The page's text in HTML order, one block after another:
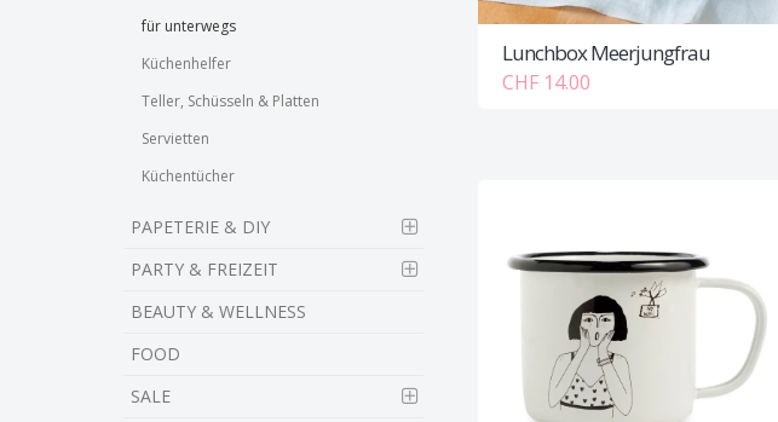
für unterwegs
Küchenhelfer
Teller, Schüsseln & Platten
Servietten
Küchentücher
PAPETERIE & DIY
PARTY & FREIZEIT
BEAUTY & WELLNESS
FOOD
SALE
Lunchbox Meerjungfrau
CHF 14.00